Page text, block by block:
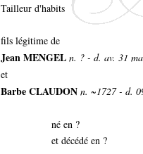
Tailleur d'habits
fils légitime de
Jean MENGEL n. ? - d. av. 31
et
Barbe CLAUDON n. ~1727 - d.
né en ?
et décédé en ?